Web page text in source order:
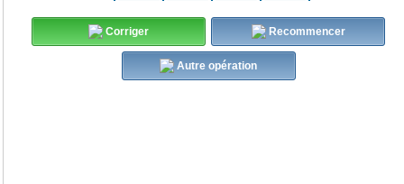
Corriger Recommencer
Autre opération